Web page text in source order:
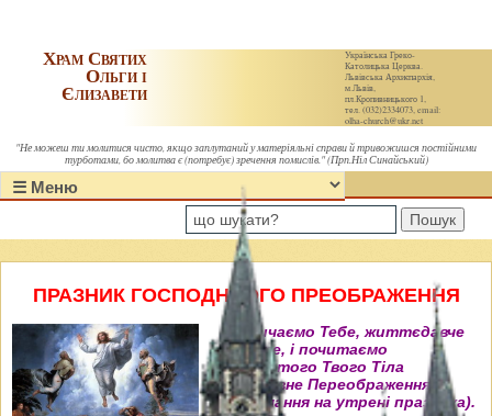
Українська Греко-
Католицька Церква.
Львівська Архиєпархія,
м.Львів,
пл.Кропивницького 1,
тел. (032)2334073, email:
olha-church@ukr.net
Храм Святих
Ольги і
Єлизавети
"Не можеш ти молитися чисто, якщо заплутаний у матеріяльні справи й тривожишся постійними
турботами, бо молитва є (потребує) зречення помислів." (Прп.Ніл Синайський)
Пошук
ПРАЗНИК ГОСПОДНЬОГО ПРЕОБРАЖЕННЯ
"Величаємо Тебе, життєдавче
Христе, і почитаємо
пречистого Твого Тіла
преславне Переображення"
(Величання на утрені празника).